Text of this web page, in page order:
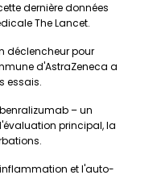
dernière données
The Lancet.
déclencheur pour
d'AstraZeneca a
essais.
– un
principal, la
et l'auto-